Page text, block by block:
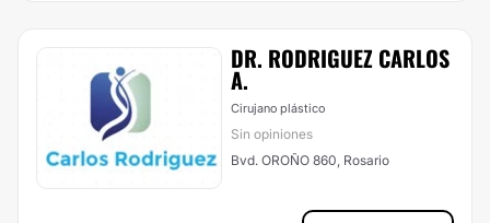
DR. RODRIGUEZ CARLOS
A.
Cirujano plástico
Sin opiniones
Bvd. OROÑO 860, Rosario